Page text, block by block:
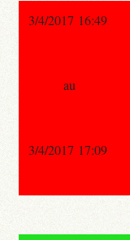
3/4/2017 16:49
au
3/4/2017 17:09